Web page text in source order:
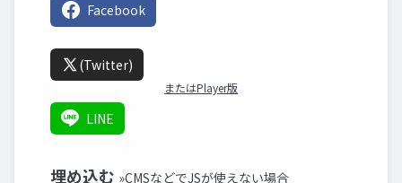
Facebook
(Twitter)
またはPlayer版
LINE
埋め込む »CMSなどでJSが使えない場合